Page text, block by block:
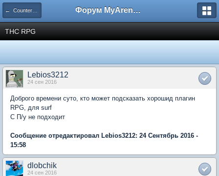
← Counter-Strike: Global Offensive Форум MyArena.ru
THC RPG
Lebios3212
24 сен 2016
Доброго времени суто, кто может подсказать хорошид плагин
RPG, для surf
С П/у не подходит
Сообщение отредактировал Lebios3212: 24 Сентябрь 2016 -
15:58
dlobchik
24 сен 2016